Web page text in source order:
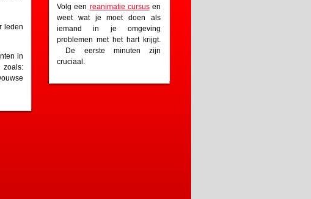
leden
in
zoals:
Volg een reanimatie cursusen
weet wat je moet doen als
iemand in je omgeving
problemen met het hart krijgt.
De eerste minuten zijn
cruciaal.